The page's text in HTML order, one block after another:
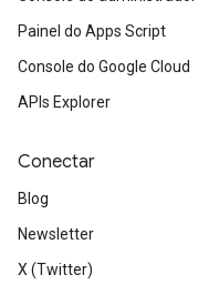
Painel do Apps Script
Console do Google Cloud
APIs Explorer
Conectar
Blog
Newsletter
X (Twitter)